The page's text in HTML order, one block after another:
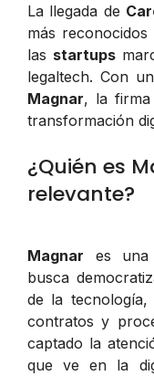
La llegada de
más reconocidos
las startups
legaltech. Con
Magnar, la
transformación
¿Quién es
relevante?
Magnar es una
busca
de la tecnología,
contratos y
captado la
que ve en la